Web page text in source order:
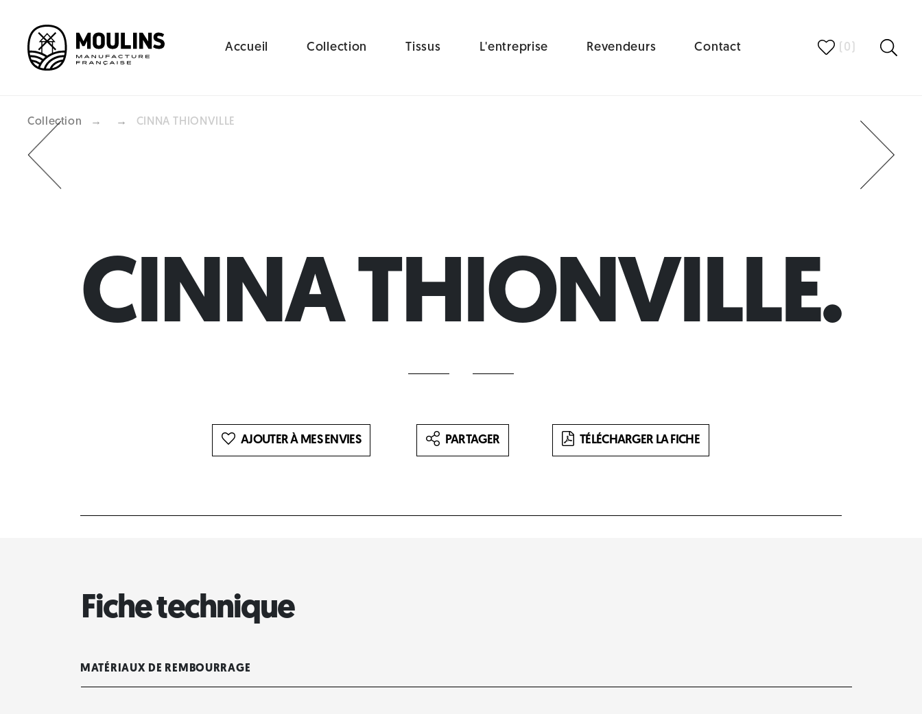
Accueil Collection Tissus L'entreprise Revendeurs Contact 0
Collection → → CINNA THIONVILLE
Next
CINNA THIONVILLE.
AJOUTER À MES ENVIES PARTAGER TÉLÉCHARGER LA FICHE
Fiche technique
MATÉRIAUX DE REMBOURRAGE